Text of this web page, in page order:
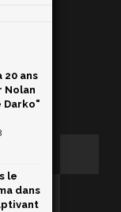
20 ans
Nolan
Darko"
le
dans